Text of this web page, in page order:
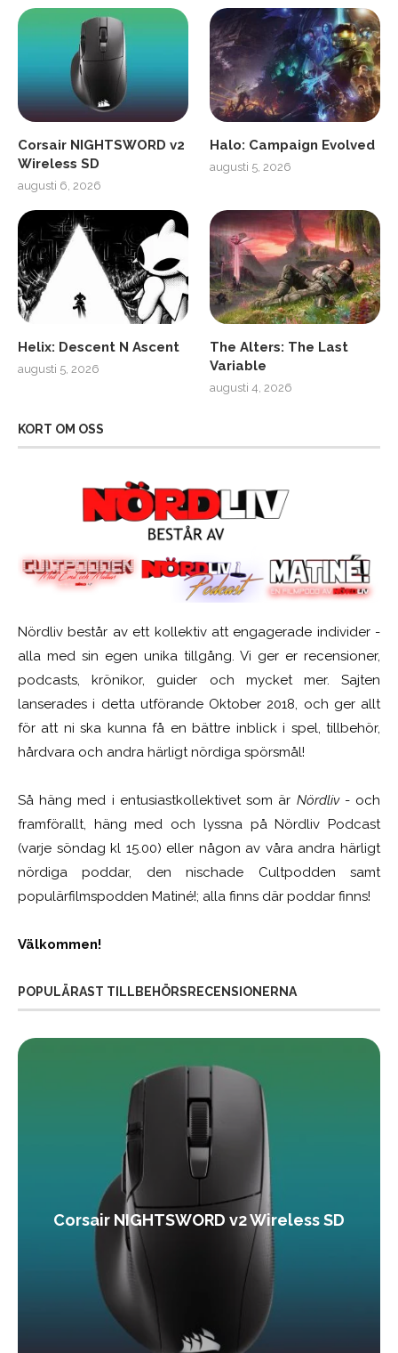
Corsair NIGHTSWORD v2
Wireless SD
augusti 6, 2026
Halo: Campaign Evolved
augusti 5, 2026
Helix: Descent N Ascent
augusti 5, 2026
The Alters: The Last
Variable
augusti 4, 2026
KORT OM OSS
Nördliv består av ett kollektiv att engagerade individer -
alla med sin egen unika tillgång. Vi ger er recensioner,
podcasts, krönikor, guider och mycket mer. Sajten
lanserades i detta utförande Oktober 2018, och ger allt
för att ni ska kunna få en bättre inblick i spel, tillbehör,
hårdvara och andra härligt nördiga spörsmål!
Så häng med i entusiastkollektivet som är Nördliv- och
framförallt, häng med och lyssna på Nördliv Podcast
(varje söndag kl 15.00) eller någon av våra andra härligt
nördiga poddar, den nischade Cultpodden samt
populärfilmspodden Matiné!; alla finns där poddar finns!
Välkommen!
POPULÄRAST TILLBEHÖRSRECENSIONERNA
Corsair NIGHTSWORD v2 Wireless SD